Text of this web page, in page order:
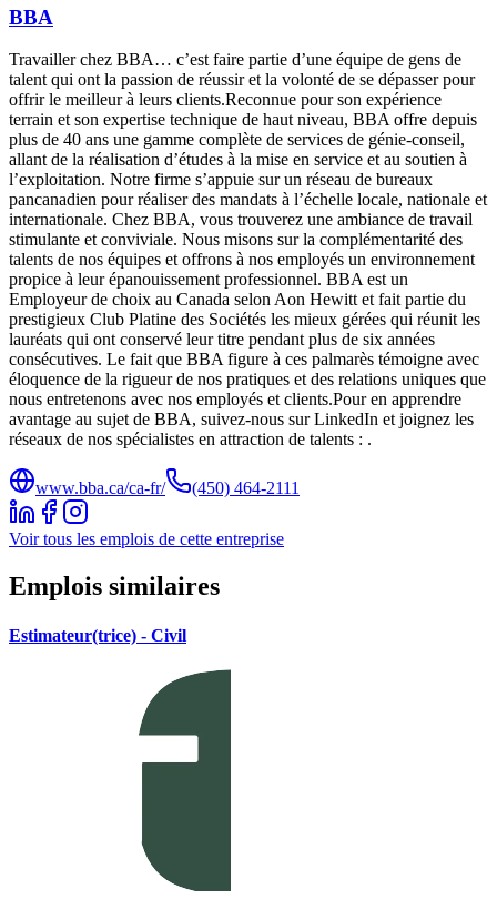
BBA
Travailler chez BBA… c’est faire partie d’une équipe de gens de
talent qui ont la passion de réussir et la volonté de se dépasser pour
offrir le meilleur à leurs clients.Reconnue pour son expérience
terrain et son expertise technique de haut niveau, BBA offre depuis
plus de 40 ans une gamme complète de services de génie-conseil,
allant de la réalisation d’études à la mise en service et au soutien à
l’exploitation. Notre firme s’appuie sur un réseau de bureaux
pancanadien pour réaliser des mandats à l’échelle locale, nationale et
internationale. Chez BBA, vous trouverez une ambiance de travail
stimulante et conviviale. Nous misons sur la complémentarité des
talents de nos équipes et offrons à nos employés un environnement
propice à leur épanouissement professionnel. BBA est un
Employeur de choix au Canada selon Aon Hewitt et fait partie du
prestigieux Club Platine des Sociétés les mieux gérées qui réunit les
lauréats qui ont conservé leur titre pendant plus de six années
consécutives. Le fait que BBA figure à ces palmarès témoigne avec
éloquence de la rigueur de nos pratiques et des relations uniques que
nous entretenons avec nos employés et clients.Pour en apprendre
avantage au sujet de BBA, suivez-nous sur LinkedIn et joignez les
réseaux de nos spécialistes en attraction de talents : .
www.bba.ca/ca-fr/ (450) 464-2111
Voir tous les emplois de cette entreprise
Emplois similaires
Estimateur(trice) - Civil